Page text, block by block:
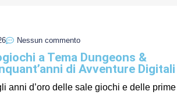
Nessun commento
a Tema Dungeons &
di Avventure Digitali
anni d’oro delle sale giochi e delle prime